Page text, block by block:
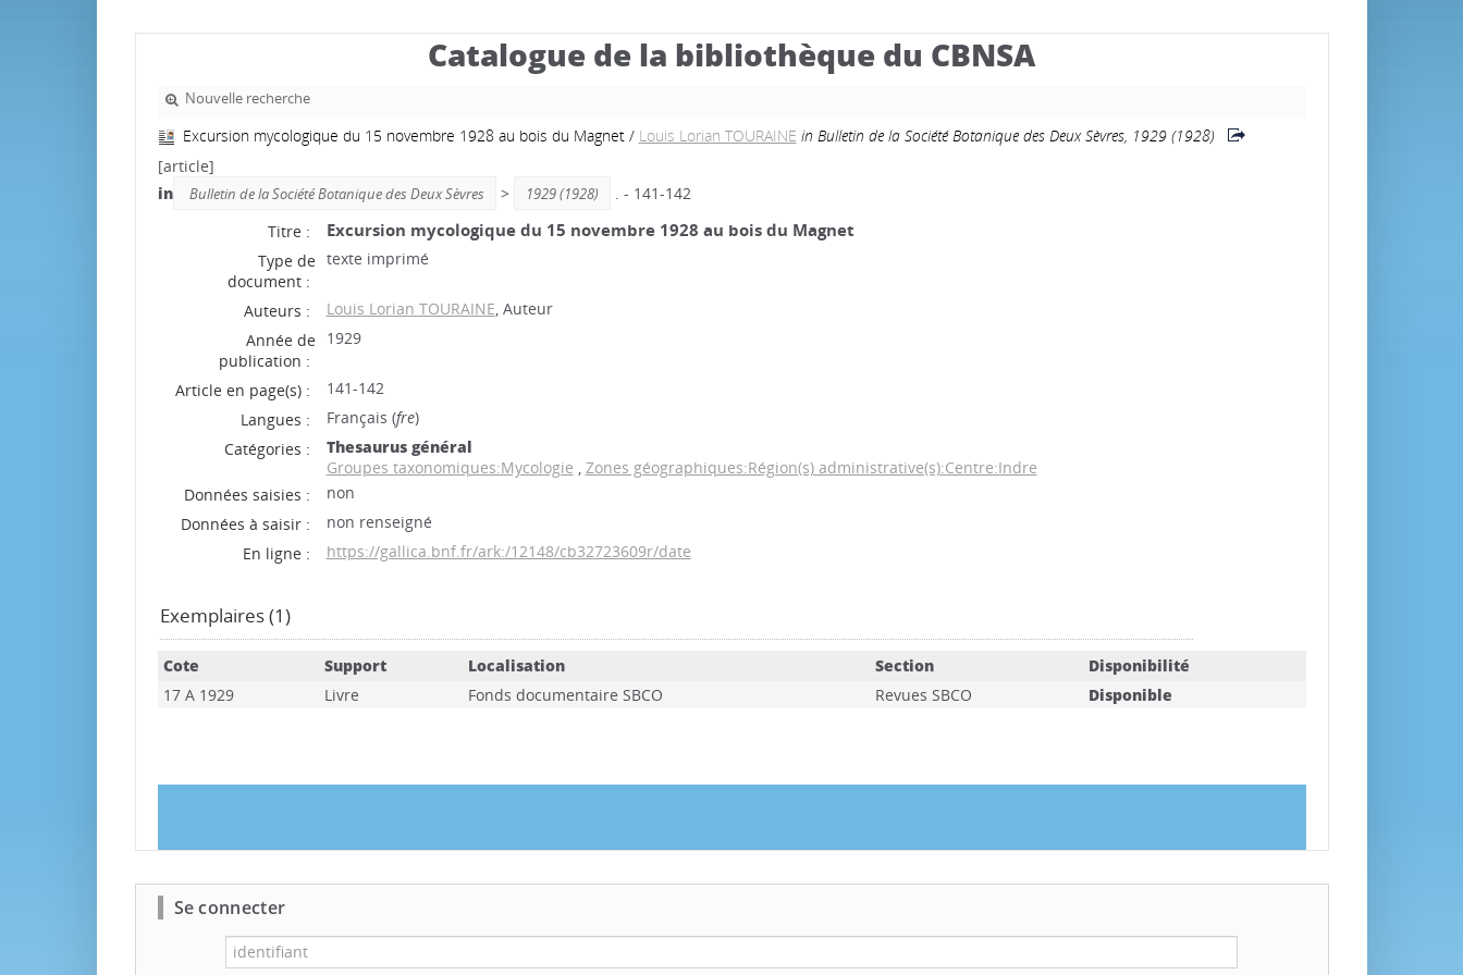
Catalogue de la bibliothèque du CBNSA
Nouvelle recherche
Excursion mycologique du 15 novembre 1928 au bois du Magnet/ Louis Lorian TOURAINE in Bulletin de la Société Botanique des Deux Sèvres, 1929 (1928)
[article]
in
Bulletin de la Société Botanique des Deux Sèvres > 1929 (1928)
. - 141-142
Titre :
Excursion mycologique du 15 novembre 1928 au bois du Magnet
Type de
document :
texte imprimé
Auteurs : Louis Lorian TOURAINE, Auteur
Année de
publication :
1929
Article en page(s) :
141-142
Langues :
Français (fre)
Catégories :
Thesaurus général
Groupes taxonomiques:Mycologie , Zones géographiques:Région(s) administrative(s):Centre:Indre
Données saisies :
non
Données à saisir :
non renseigné
En ligne :
https://gallica.bnf.fr/ark:/12148/cb32723609r/date
Exemplaires (1)
Cote Support Localisation Section
Disponibilité
17 A 1929
Livre Fonds documentaire SBCO Revues SBCO Disponible
Se connecter